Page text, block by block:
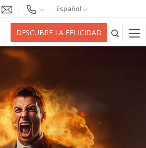
Español
DESCUBRE LA FELICIDAD